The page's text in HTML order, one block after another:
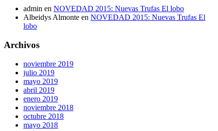
admin en NOVEDAD 2015: Nuevas Trufas El lobo
Albeidys Almonte en NOVEDAD 2015: Nuevas Trufas El
lobo
Archivos
noviembre 2019
julio 2019
mayo 2019
abril 2019
enero 2019
noviembre 2018
octubre 2018
mayo 2018